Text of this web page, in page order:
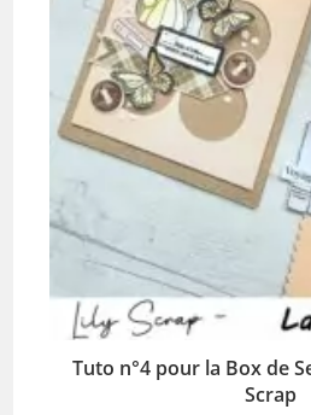
Tuto n°4 pour la Box de
Scrap